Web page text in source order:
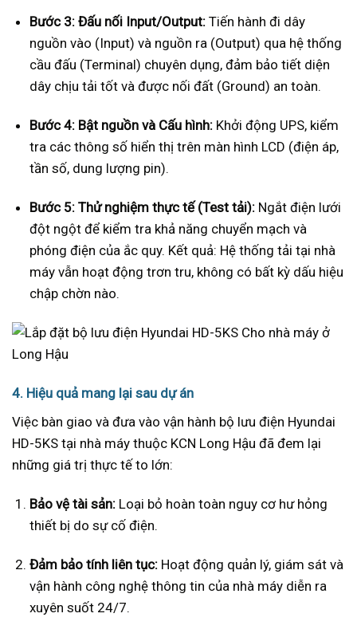
Bước 3: Đấu nối Input/Output: Tiến hành đi dây
nguồn vào (Input) và nguồn ra (Output) qua hệ thống
cầu đấu (Terminal) chuyên dụng, đảm bảo tiết diện
dây chịu tải tốt và được nối đất (Ground) an toàn.
Bước 4: Bật nguồn và Cấu hình: Khởi động UPS, kiểm
tra các thông số hiển thị trên màn hình LCD (điện áp,
tần số, dung lượng pin).
Bước 5: Thử nghiệm thực tế (Test tải): Ngắt điện lưới
đột ngột để kiểm tra khả năng chuyển mạch và
phóng điện của ắc quy. Kết quả: Hệ thống tải tại nhà
máy vẫn hoạt động trơn tru, không có bất kỳ dấu hiệu
chập chờn nào.
4. Hiệu quả mang lại sau dự án
Việc bàn giao và đưa vào vận hành bộ lưu điện Hyundai
HD-5KS tại nhà máy thuộc KCN Long Hậu đã đem lại
những giá trị thực tế to lớn:
Bảo vệ tài sản: Loại bỏ hoàn toàn nguy cơ hư hỏng
thiết bị do sự cố điện.
Đảm bảo tính liên tục: Hoạt động quản lý, giám sát và
vận hành công nghệ thông tin của nhà máy diễn ra
xuyên suốt 24/7.